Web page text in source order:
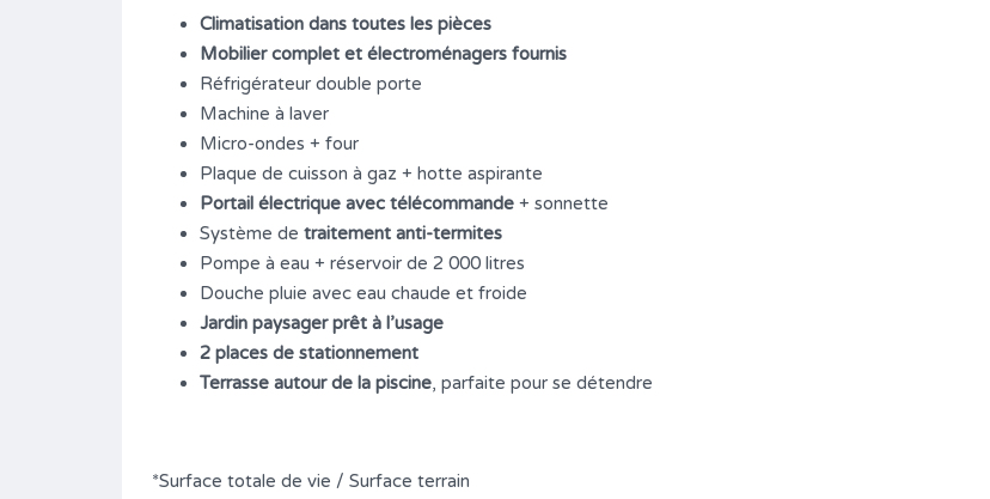
Climatisation dans toutes les pièces
Mobilier complet et électroménagers fournis
Réfrigérateur double porte
Machine à laver
Micro-ondes + four
Plaque de cuisson à gaz + hotte aspirante
Portail électrique avec télécommande + sonnette
Système de traitement anti-termites
Pompe à eau + réservoir de 2 000 litres
Douche pluie avec eau chaude et froide
Jardin paysager prêt à l’usage
2 places de stationnement
Terrasse autour de la piscine, parfaite pour se détendre
*Surface totale de vie / Surface terrain
Type
Développement (New house
project โครงการบ้านใหม่), Maison
(House บ้าน)